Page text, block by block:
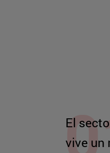
El
vive un